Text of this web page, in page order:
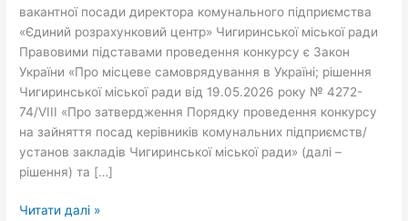
вакантної посади директора комунального підприємства
«Єдиний розрахунковий центр» Чигиринської міської ради
Правовими підставами проведення конкурсу є Закон
України «Про місцеве самоврядування в Україні; рішення
Чигиринської міської ради від 19.05.2026 року № 4272-
74/VІІІ «Про затвердження Порядку проведення конкурсу
на зайняття посад керівників комунальних підприємств/
установ закладів Чигиринської міської ради» (далі –
рішення) та […]
Читати далі »